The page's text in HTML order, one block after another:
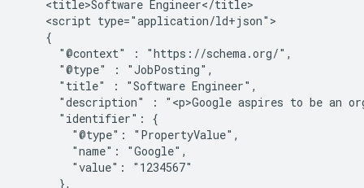
    <title>Software Engineer</title>
    <script type="application/ld+json">
    {
      "@context" : "https://schema.org/",
      "@type" : "JobPosting",
      "title" : "Software Engineer",
"description" : "<p>Google aspires to be an
      "identifier": {
        "@type": "PropertyValue",
        "name": "Google",
        "value": "1234567"
      },